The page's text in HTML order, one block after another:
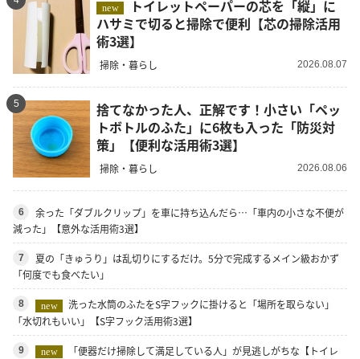
new
ハサミで切ると掃除で便利【芯の掃除活用
術3選】
掃除・暮らし 2026.08.07
5
捨てなかった人、正解です！小さい「ペッ
トボトルのふた」に6枚も入った「防災対
策」【便利な活用術3選】
掃除・暮らし 2026.08.06
6
余った「ダブルクリップ」を車に持ち込んだら…「車内の小さな不便が
減った」【意外な活用術3選】
7
夏の「きゅうり」は乱切りにするだけ。5分で完成するメイン級おかず
「何度でも食べたい」
8 new
洗った水筒のふたをS字フックに掛けると「場所を取らない」
「水切れもいい」【S字フック活用術3選】
9 new
「便器だけ掃除して満足している人」が見逃しがちな【トイレ